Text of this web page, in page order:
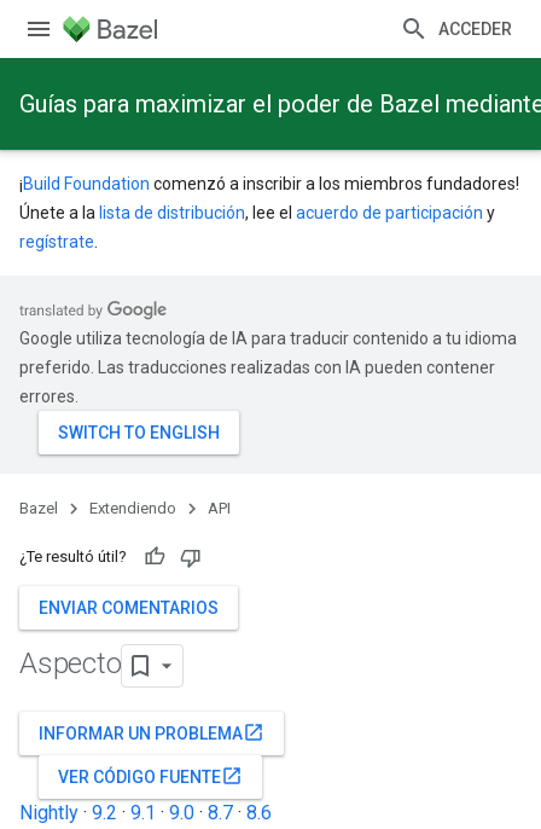
ACCEDER
Guías para maximizar el poder de Bazel
¡Build Foundation comenzó a inscribir a los miembros fundadores!
Únete a la lista de distribución, lee el acuerdo de participación y
regístrate
Google utiliza tecnología de IA para traducir contenido a tu idioma
preferido. Las traducciones realizadas con IA pueden contener
errores.
Bazel Extendiendo API
¿Te resultó útil?
ENVIAR COMENTARIOS
Aspecto
INFORMAR UN PROBLEMAopen_in_new
VER CÓDIGO FUENTEopen_in_new
Nightly · 9.2 · 9.1 · 9.0 · 8.7 · 8.6